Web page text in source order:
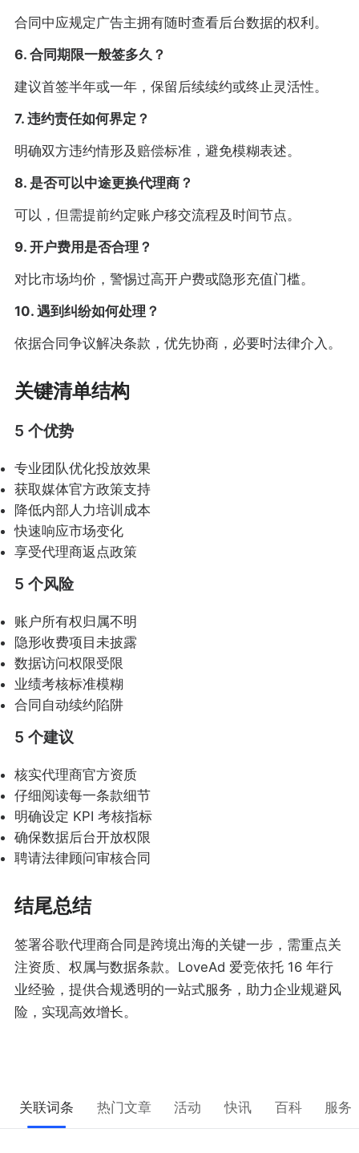
合同中应规定广告主拥有随时查看后台数据的权利。
6. 合同期限一般签多久？
建议首签半年或一年，保留后续续约或终止灵活性。
7. 违约责任如何界定？
明确双方违约情形及赔偿标准，避免模糊表述。
8. 是否可以中途更换代理商？
可以，但需提前约定账户移交流程及时间节点。
9. 开户费用是否合理？
对比市场均价，警惕过高开户费或隐形充值门槛。
10. 遇到纠纷如何处理？
依据合同争议解决条款，优先协商，必要时法律介入。
关键清单结构
5 个优势
专业团队优化投放效果
获取媒体官方政策支持
降低内部人力培训成本
快速响应市场变化
享受代理商返点政策
5 个风险
账户所有权归属不明
隐形收费项目未披露
数据访问权限受限
业绩考核标准模糊
合同自动续约陷阱
5 个建议
核实代理商官方资质
仔细阅读每一条款细节
明确设定 KPI 考核指标
确保数据后台开放权限
聘请法律顾问审核合同
结尾总结
签署谷歌代理商合同是跨境出海的关键一步，需重点关
注资质、权属与数据条款。LoveAd 爱竞依托 16 年行
业经验，提供合规透明的一站式服务，助力企业规避风
险，实现高效增长。
关联词条 热门文章 活动 快讯 百科 服务